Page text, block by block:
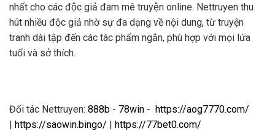
nhất cho các độc giả đam mê truyện online. Nettruyen thu
hút nhiều độc giả nhờ sự đa dạng về nội dung, từ truyện
tranh dài tập đến các tác phẩm ngắn, phù hợp với mọi lứa
tuổi và sở thích.
Đối tác Nettruyen: 888b - 78win - https://aog7770.com/
| https://saowin.bingo/ | https://77bet0.com/